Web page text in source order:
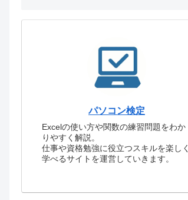
パソコン検定
Excelの使い方や関数の練習問題をわか
りやすく解説。
仕事や資格勉強に役立つスキルを楽しく
学べるサイトを運営していきます。